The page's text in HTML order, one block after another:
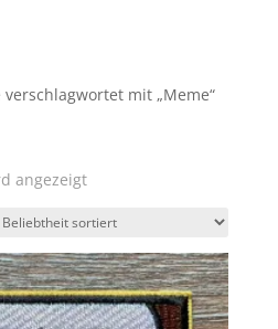
mit „Meme“
angezeigt